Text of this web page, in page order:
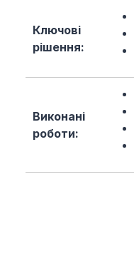
Ключові
рішення:
Виконані
роботи: